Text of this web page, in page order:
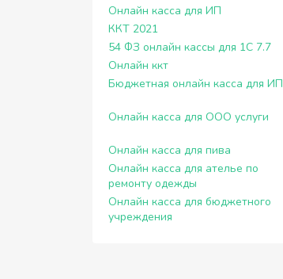
Онлайн касса для ИП
ККТ 2021
54 ФЗ онлайн кассы для 1С 7.7
Онлайн ккт
Бюджетная онлайн касса для ИП
Онлайн касса для ООО услуги
Онлайн касса для пива
Онлайн касса для ателье по
ремонту одежды
Онлайн касса для бюджетного
учреждения